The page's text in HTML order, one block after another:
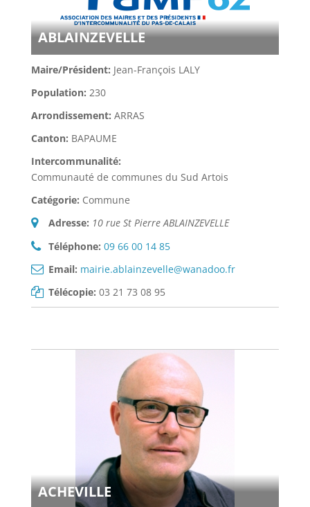
ABLAINZEVELLE
Maire/Président: Jean-François LALY
Population: 230
Arrondissement: ARRAS
Canton: BAPAUME
Intercommunalité:
Communauté de communes du Sud Artois
Catégorie: Commune
Adresse: 10 rue St Pierre ABLAINZEVELLE
Téléphone: 09 66 00 14 85
Email: mairie.ablainzevelle@wanadoo.fr
Télécopie: 03 21 73 08 95
ACHEVILLE